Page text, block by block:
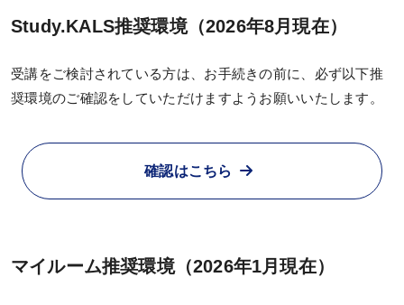
文系大学院 入試対策講座
心理資格対策講座
Study.KALS推奨環境（2026年8月現在）
受講をご検討されている方は、お手続きの前に、必ず以下推
奨環境のご確認をしていただけますようお願いいたします。
確認はこちら
マイルーム推奨環境（2026年1月現在）